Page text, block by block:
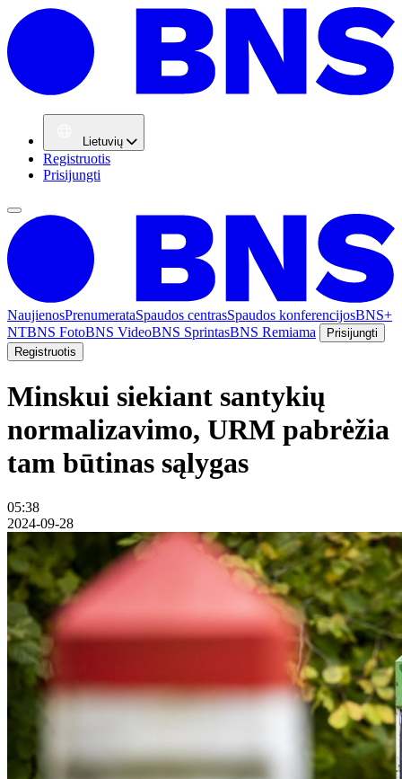
Lietuvių
Registruotis
Prisijungti
NaujienosPrenumerataSpaudos centrasSpaudos konferencijosBNS+
NTBNS FotoBNS VideoBNS SprintasBNS Remiama
Prisijungti
Registruotis
Minskui siekiant santykių
normalizavimo, URM pabrėžia
tam būtinas sąlygas
05:38
2024-09-28